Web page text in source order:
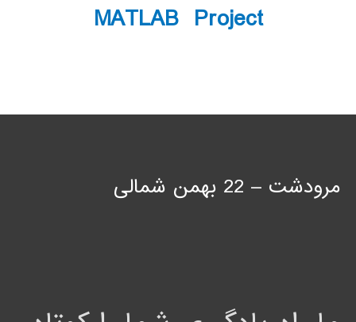
MATLAB Project
مرودشت – 22 بهمن شمالی